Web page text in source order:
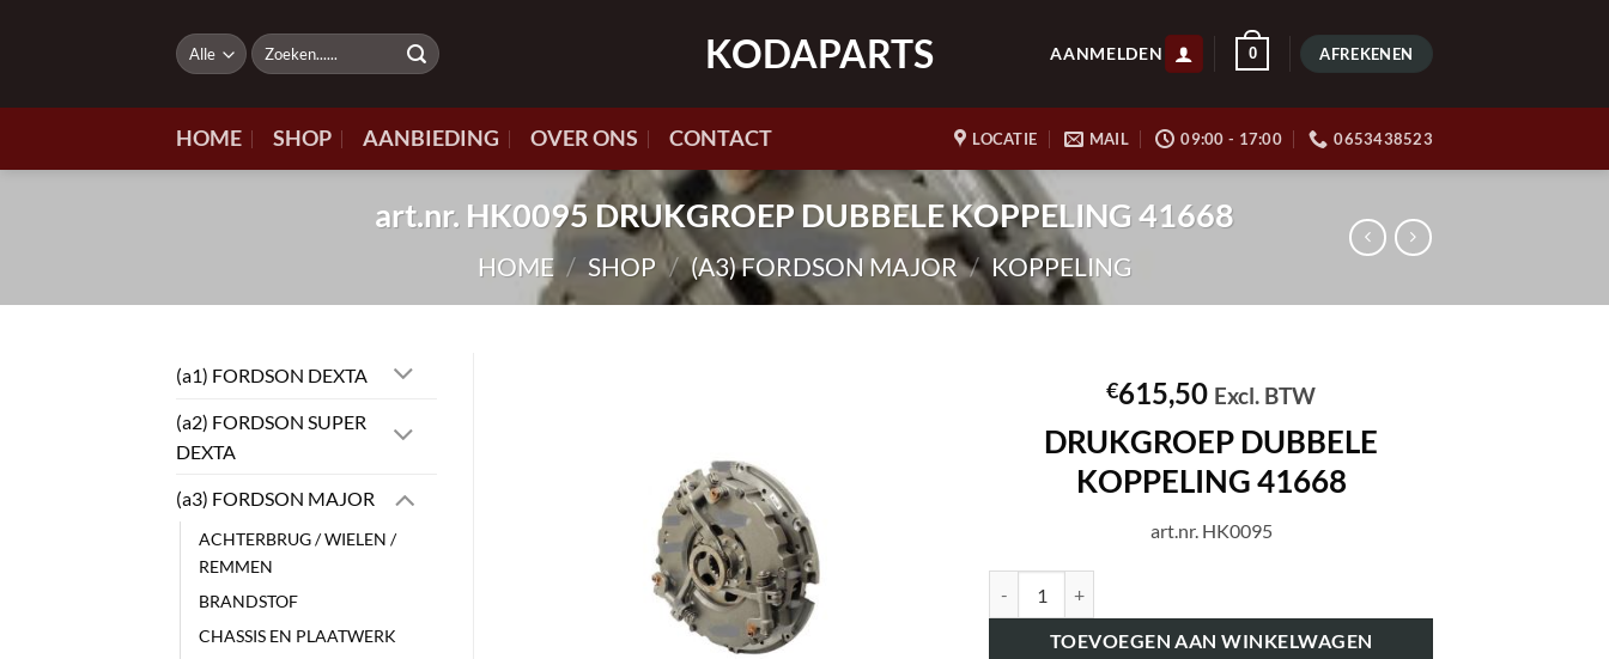
KODAPARTS
Zoeken
naar:
AANMELDEN 0 AFREKENEN
HOME SHOP AANBIEDING OVER ONS CONTACT LOCATIE MAIL 09:00 - 17:00 0653438523
art.nr. HK0095 DRUKGROEP DUBBELE KOPPELING 41668
HOME / SHOP / (A3) FORDSON MAJOR / KOPPELING
(a1) FORDSON DEXTA
(a2) FORDSON SUPER
DEXTA
(a3) FORDSON MAJOR
ACHTERBRUG / WIELEN /
REMMEN
BRANDSTOF
CHASSIS EN PLAATWERK
€615,50 Excl. BTW
DRUKGROEP DUBBELE
KOPPELING 41668
art.nr. HK0095
TOEVOEGEN AAN WINKELWAGEN